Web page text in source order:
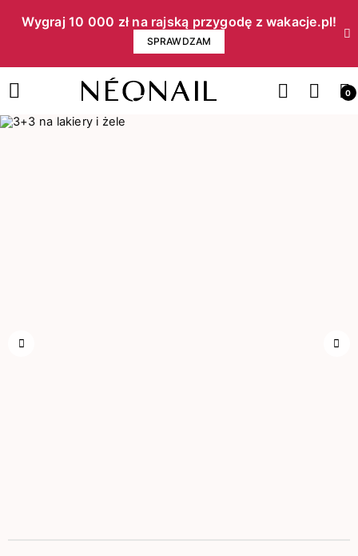
Wygraj 10 000 zł na rajską przygodę z wakacje.pl!​
SPRAWDZAM
0